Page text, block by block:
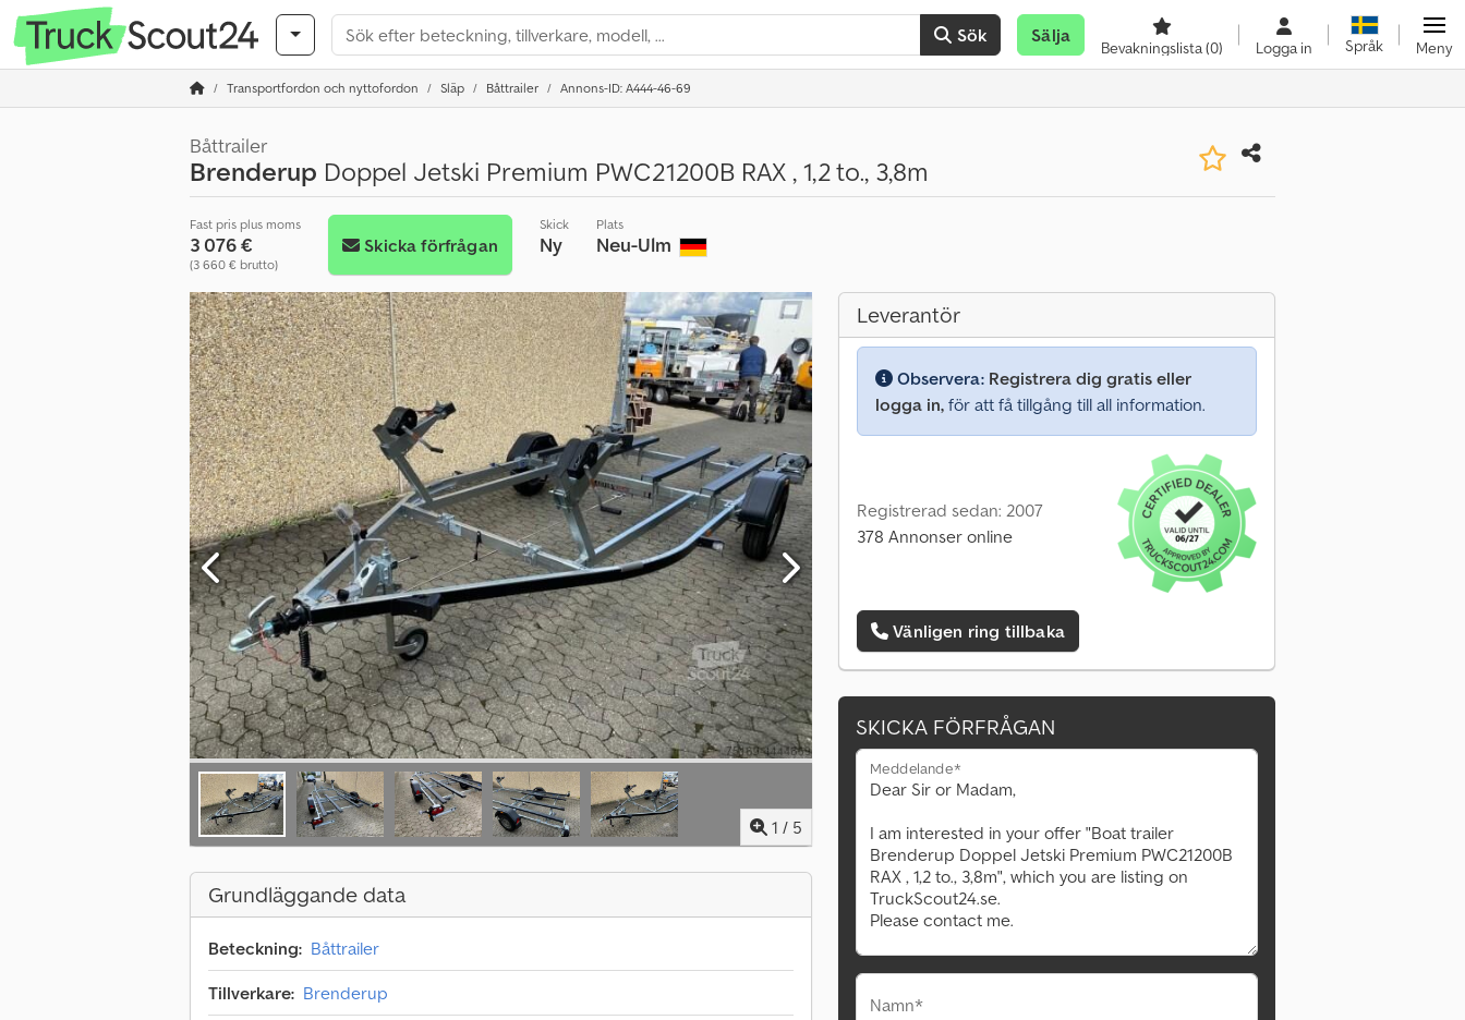
Sök Sälja
Bevakningslista(0) Logga in Språk Meny
Transportfordon och nyttofordon Släp Båttrailer Annons-ID: A444-46-69
Båttrailer
Brenderup Doppel Jetski Premium PWC21200B RAX , 1,2 to., 3,8m
Fast pris plus moms
3 076 €
(3 660 € brutto)
Skicka förfrågan
Skick
Ny
Plats
Neu-Ulm
1 / 5
Grundläggande data
Beteckning: Båttrailer
Tillverkare: Brenderup
Leverantör
Observera: Registrera dig gratis eller
logga in, för att få tillgång till all information.
Registrerad sedan: 2007
378 Annonser online
Vänligen ring tillbaka
SKICKA FÖRFRÅGAN
Meddelande*
Namn*